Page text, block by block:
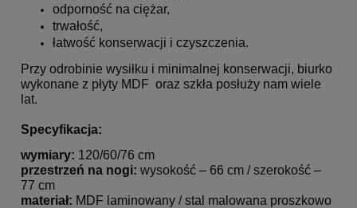
odporność na ciężar,
trwałość,
łatwość konserwacji i czyszczenia.
Przy odrobinie wysiłku i minimalnej konserwacji, biurko
wykonane z płyty MDF oraz szkła posłuży nam wiele
lat.
Specyfikacja:
wymiary: 120/60/76 cm
przestrzeń na nogi: wysokość – 66 cm / szerokość –
77 cm
materiał: MDF laminowany / stal malowana proszkowo